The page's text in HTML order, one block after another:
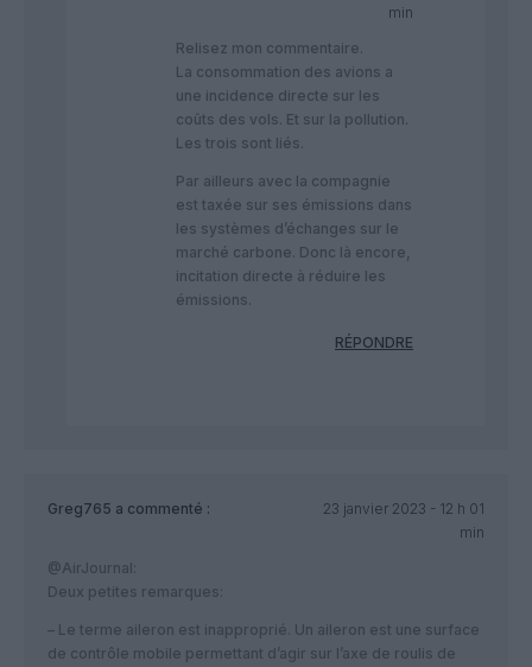
min
Relisez mon commentaire.
La consommation des avions a
une incidence directe sur les
coûts des vols. Et sur la pollution.
Les trois sont liés.
Par ailleurs avec la compagnie
est taxée sur ses émissions dans
les systèmes d’échanges sur le
marché carbone. Donc là encore,
incitation directe à réduire les
émissions.
RÉPONDRE
Greg765 a commenté :
23 janvier 2023 - 12 h 01
min
@AirJournal:
Deux petites remarques:
– Le terme aileron est inapproprié. Un aileron est une surface
de contrôle mobile permettant d’agir sur l’axe de roulis de